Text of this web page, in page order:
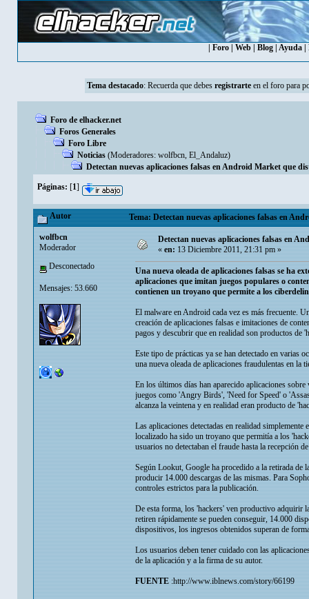
Foro Web Blog Ayuda
Tema destacado: Recuerda que debes registrarteen el foro para
Foro de elhacker.net
Foros Generales
Foro Libre
Noticias (Moderadores: wolfbcn, El_Andaluz)
Detectan nuevas aplicaciones falsas en Android Market que
Páginas: [1]
Autor Tema: Detectan nuevas aplicaciones falsas en
wolfbcn
Moderador
Desconectado
Mensajes: 53.660
Detectan nuevas aplicaciones falsas en
«en:13 Diciembre 2011, 21:31 pm »
Una nueva oleada de aplicaciones falsas se ha
aplicaciones que imitan juegos populares o
contienen un troyano que permite a los
El malware en Android cada vez es más frecuente.
creación de aplicaciones falsas e imitaciones de
pagos y descubrir que en realidad son productos de
Este tipo de prácticas ya se han detectado en varias
una nueva oleada de aplicaciones fraudulentas en la
En los últimos días han aparecido aplicaciones
juegos como 'Angry Birds', 'Need for Speed' o
alcanza la veintena y en realidad eran producto de
Las aplicaciones detectadas en realidad
localizado ha sido un troyano que permitía a los
usuarios no detectaban el fraude hasta la recepción
Según Lookut, Google ha procedido a la retirada de
producir 14.000 descargas de las mismas. Para
controles estrictos para la publicación.
De esta forma, los 'hackers' ven productivo adquirir
retiren rápidamente se pueden conseguir, 14.000
dispositivos, los ingresos obtenidos superan de
Los usuarios deben tener cuidado con las
de la aplicación y a la firma de su autor.
FUENTE:http://www.iblnews.com/story/66199